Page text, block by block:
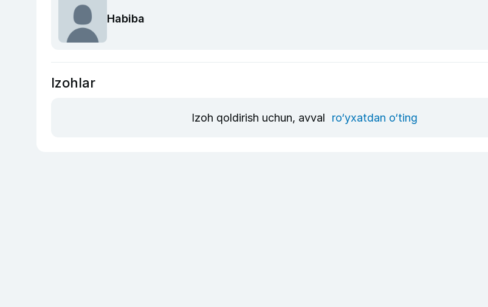
Habiba
Izohlar
Izoh qoldirish uchun, avval ro‘yxatdan o‘ting